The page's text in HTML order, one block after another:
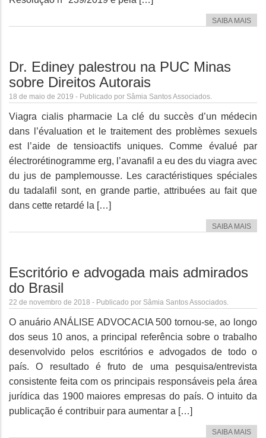
SAIBA MAIS
Dr. Ediney palestrou na PUC Minas
sobre Direitos Autorais
18 de maio de 2019 - Publicado por Sâmia Santos Associados.
Viagra cialis pharmacie La clé du succès d’un médecin
dans l’évaluation et le traitement des problèmes sexuels
est l’aide de tensioactifs uniques. Comme évalué par
électrorétinogramme erg, l’avanafil a eu des du viagra avec
du jus de pamplemousse. Les caractéristiques spéciales
du tadalafil sont, en grande partie, attribuées au fait que
dans cette retardé la […]
SAIBA MAIS
Escritório e advogada mais admirados
do Brasil
22 de novembro de 2018 - Publicado por Sâmia Santos Associados.
O anuário ANÁLISE ADVOCACIA 500 tornou-se, ao longo
dos seus 10 anos, a principal referência sobre o trabalho
desenvolvido pelos escritórios e advogados de todo o
país. O resultado é fruto de uma pesquisa/entrevista
consistente feita com os principais responsáveis pela área
jurídica das 1900 maiores empresas do país. O intuito da
publicação é contribuir para aumentar a […]
SAIBA MAIS